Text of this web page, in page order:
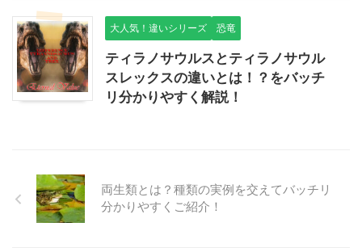
大人気！違いシリーズ 恐竜
ティラノサウルスとティラノサウル
スレックスの違いとは！？をバッチ
リ分かりやすく解説！
両生類とは？種類の実例を交えてバッチリ
分かりやすくご紹介！